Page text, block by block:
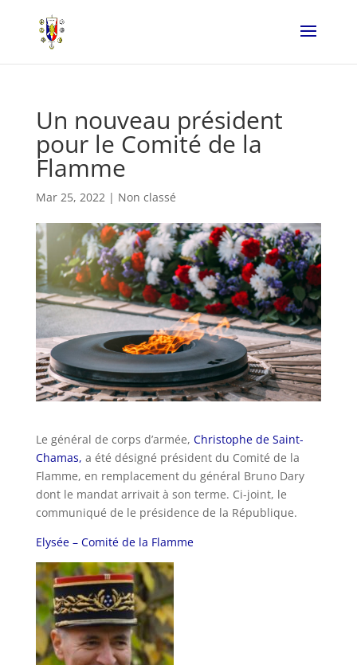
Un nouveau président
pour le Comité de la
Flamme
Mar 25, 2022| Non classé
Le général de corps d’armée, Christophe de Saint-
Chamas, a été désigné président du Comité de la
Flamme, en remplacement du général Bruno Dary
dont le mandat arrivait à son terme. Ci-joint, le
communiqué de le présidence de la République.
Elysée – Comité de la Flamme